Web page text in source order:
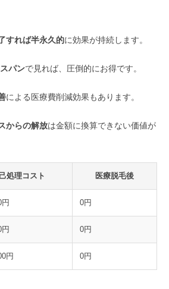
すれば半永久的に効果が持続します。
パンで見れば、圧倒的にお得です。
による医療費削減効果もあります。
からの解放は金額に換算できない価値が
処理コスト 医療脱毛後
円 0円
円 0円
円 0円